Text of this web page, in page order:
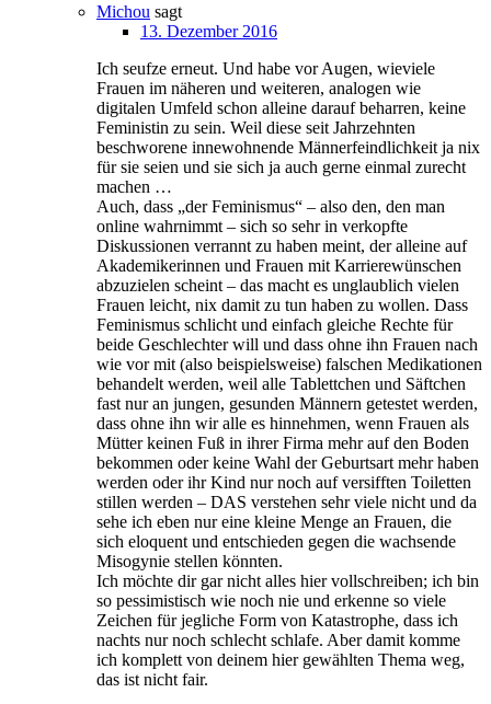
Michou sagt
13. Dezember 2016
Ich seufze erneut. Und habe vor Augen, wieviele
Frauen im näheren und weiteren, analogen wie
digitalen Umfeld schon alleine darauf beharren, keine
Feministin zu sein. Weil diese seit Jahrzehnten
beschworene innewohnende Männerfeindlichkeit ja nix
für sie seien und sie sich ja auch gerne einmal zurecht
machen …
Auch, dass „der Feminismus“ – also den, den man
online wahrnimmt – sich so sehr in verkopfte
Diskussionen verrannt zu haben meint, der alleine auf
Akademikerinnen und Frauen mit Karrierewünschen
abzuzielen scheint – das macht es unglaublich vielen
Frauen leicht, nix damit zu tun haben zu wollen. Dass
Feminismus schlicht und einfach gleiche Rechte für
beide Geschlechter will und dass ohne ihn Frauen nach
wie vor mit (also beispielsweise) falschen Medikationen
behandelt werden, weil alle Tablettchen und Säftchen
fast nur an jungen, gesunden Männern getestet werden,
dass ohne ihn wir alle es hinnehmen, wenn Frauen als
Mütter keinen Fuß in ihrer Firma mehr auf den Boden
bekommen oder keine Wahl der Geburtsart mehr haben
werden oder ihr Kind nur noch auf versifften Toiletten
stillen werden – DAS verstehen sehr viele nicht und da
sehe ich eben nur eine kleine Menge an Frauen, die
sich eloquent und entschieden gegen die wachsende
Misogynie stellen könnten.
Ich möchte dir gar nicht alles hier vollschreiben; ich bin
so pessimistisch wie noch nie und erkenne so viele
Zeichen für jegliche Form von Katastrophe, dass ich
nachts nur noch schlecht schlafe. Aber damit komme
ich komplett von deinem hier gewählten Thema weg,
das ist nicht fair.